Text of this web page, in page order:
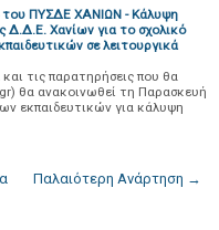
ΠΥΣΔΕ ΧΑΝΙΩΝ - Κάλυψη
Δ.Δ.Ε. Χανίων για το σχολικό
σε λειτουργικά
τις παρατηρήσεις που θα
θα ανακοινωθεί τη Παρασκευή
εκπαιδευτικών για κάλυψη
Παλαιότερη Ανάρτηση →